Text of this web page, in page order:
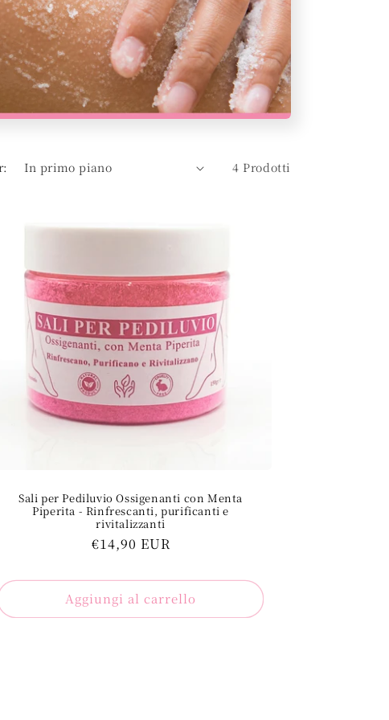
4 Prodotti
Sali per Pediluvio Ossigenanti con Menta
Piperita - Rinfrescanti, purificanti e
rivitalizzanti
Prezzo
€14,90 EUR
Aggiungi al carrello